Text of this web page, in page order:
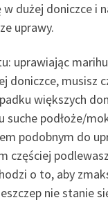
w dużej doniczce i
uprawy.
uprawiając
doniczce, musisz
większych
suche podłoże/
podobnym do
częściej
o to, aby
nie stanie